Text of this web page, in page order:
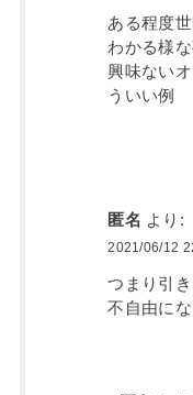
ある程度
わかる様
興味ない
ういい例
匿名 より:
2021/06/12
つまり引
不自由に